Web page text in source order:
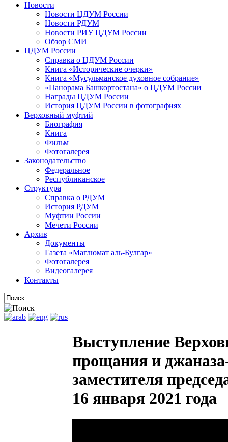
Новости
Новости ЦДУМ России
Новости РДУМ
Новости РИУ ЦДУМ России
Обзор СМИ
ЦДУМ России
Справка о ЦДУМ России
Книга «Исторические очерки»
Книга «Мусульманское духовное собрание»
«Панорама Башкортостана» о ЦДУМ России
Награды ЦДУМ России
История ЦДУМ России в фотографиях
Верховный муфтий
Биография
Книга
Фильм
Фотогалерея
Законодательство
Федеральное
Республиканское
Структура
Справка о РДУМ
История РДУМ
Муфтии России
Мечети России
Архив
Документы
Газета «Маглюмат аль-Булгар»
Фотогалерея
Видеогалерея
Контакты
Выступление
прощания и
заместителя
16 января 2021 года